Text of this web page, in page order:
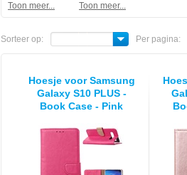
Toon meer...
Toon meer...
Sorteer op: Per pagina:
Hoesje voor Samsung
Galaxy S10 PLUS -
Book Case - Pink